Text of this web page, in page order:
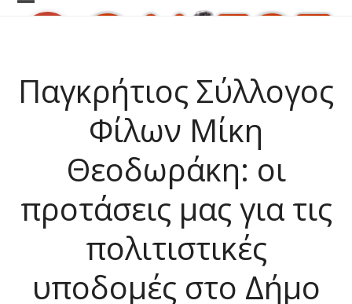
Skip
Open
Close
Παγκρήτιος Σύλλογος
Φίλων Μίκη
Θεοδωράκη: οι
προτάσεις μας για τις
πολιτιστικές
υποδομές στο Δήμο